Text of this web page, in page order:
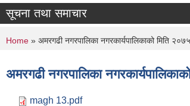
सूचना तथा समाचार
You are here
Home » अमरगढी नगरपालिका नगरकार्यपालिकाको मिति
अमरगढी नगरपालिका
magh 13.pdf